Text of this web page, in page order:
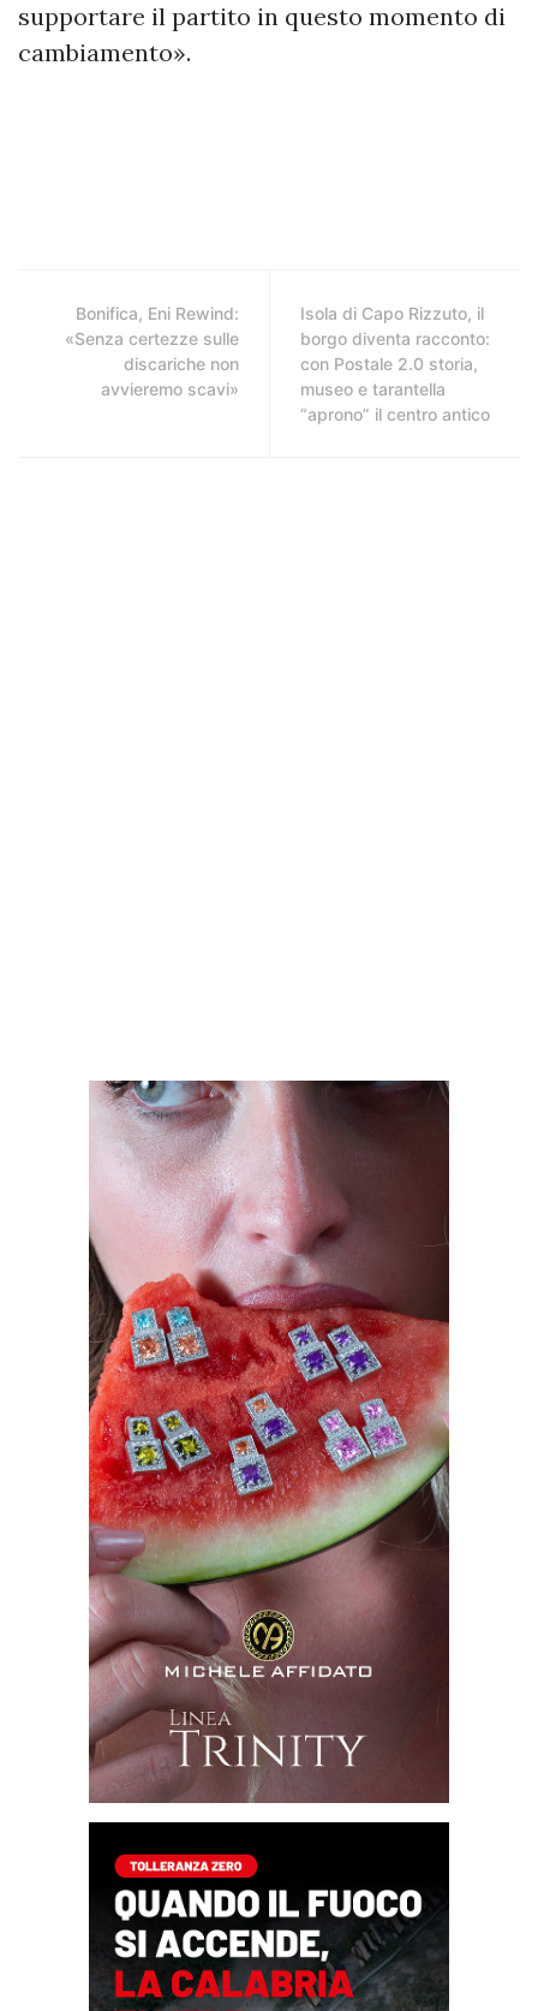
supportare il partito in questo momento di
cambiamento».
Bonifica, Eni Rewind:
«Senza certezze sulle
discariche non
avvieremo scavi»
Isola di Capo Rizzuto, il
borgo diventa racconto:
con Postale 2.0 storia,
museo e tarantella
“aprono” il centro antico